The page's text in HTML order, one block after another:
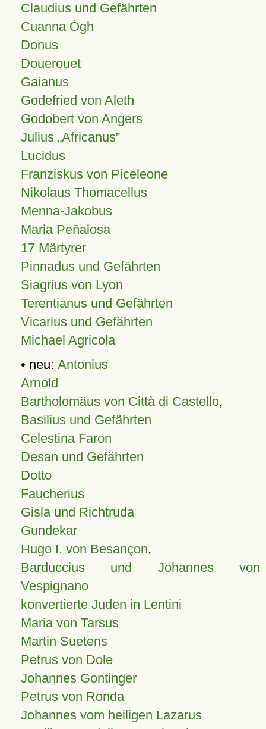
Claudius und Gefährten
Cuanna Ógh
Donus
Douerouet
Gaianus
Godefried von Aleth
Godobert von Angers
Julius Africanus
Lucidus
Franziskus von Piceleone
Nikolaus Thomacellus
Menna-Jakobus
Maria Peñalosa
17 Märtyrer
Pinnadus und Gefährten
Siagrius von Lyon
Terentianus und Gefährten
Vicarius und Gefährten
Michael Agricola
• neu: Antonius
Arnold
Bartholomäus von Città di Castello,
Basilius und Gefährten
Celestina Faron
Desan und Gefährten
Dotto
Faucherius
Gisla und Richtruda
Gundekar
Hugo I. von Besançon,
Barduccius und Johannes von
Vespignano
konvertierte Juden in Lentini
Maria von Tarsus
Martin Suetens
Petrus von Dole
Johannes Gontinger
Petrus von Ronda
Johannes vom heiligen Lazarus